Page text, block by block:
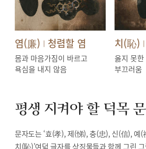
염(廉) | 청렴할 염
몸과 마음가짐이 바르고
욕심을 내지 않음
치(恥) |
옳지 못
부끄러움
평생 지켜야 할 덕목
문자도는 ‘효(孝), 제(悌), 충(忠), 신(信), 예
치(恥)’여덟 글자를 상징물들과 함께 그린